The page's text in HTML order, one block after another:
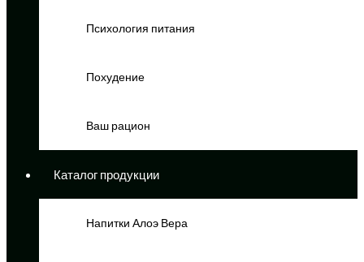
Психология питания
Похудение
Ваш рацион
Каталог продукции
Напитки Алоэ Вера